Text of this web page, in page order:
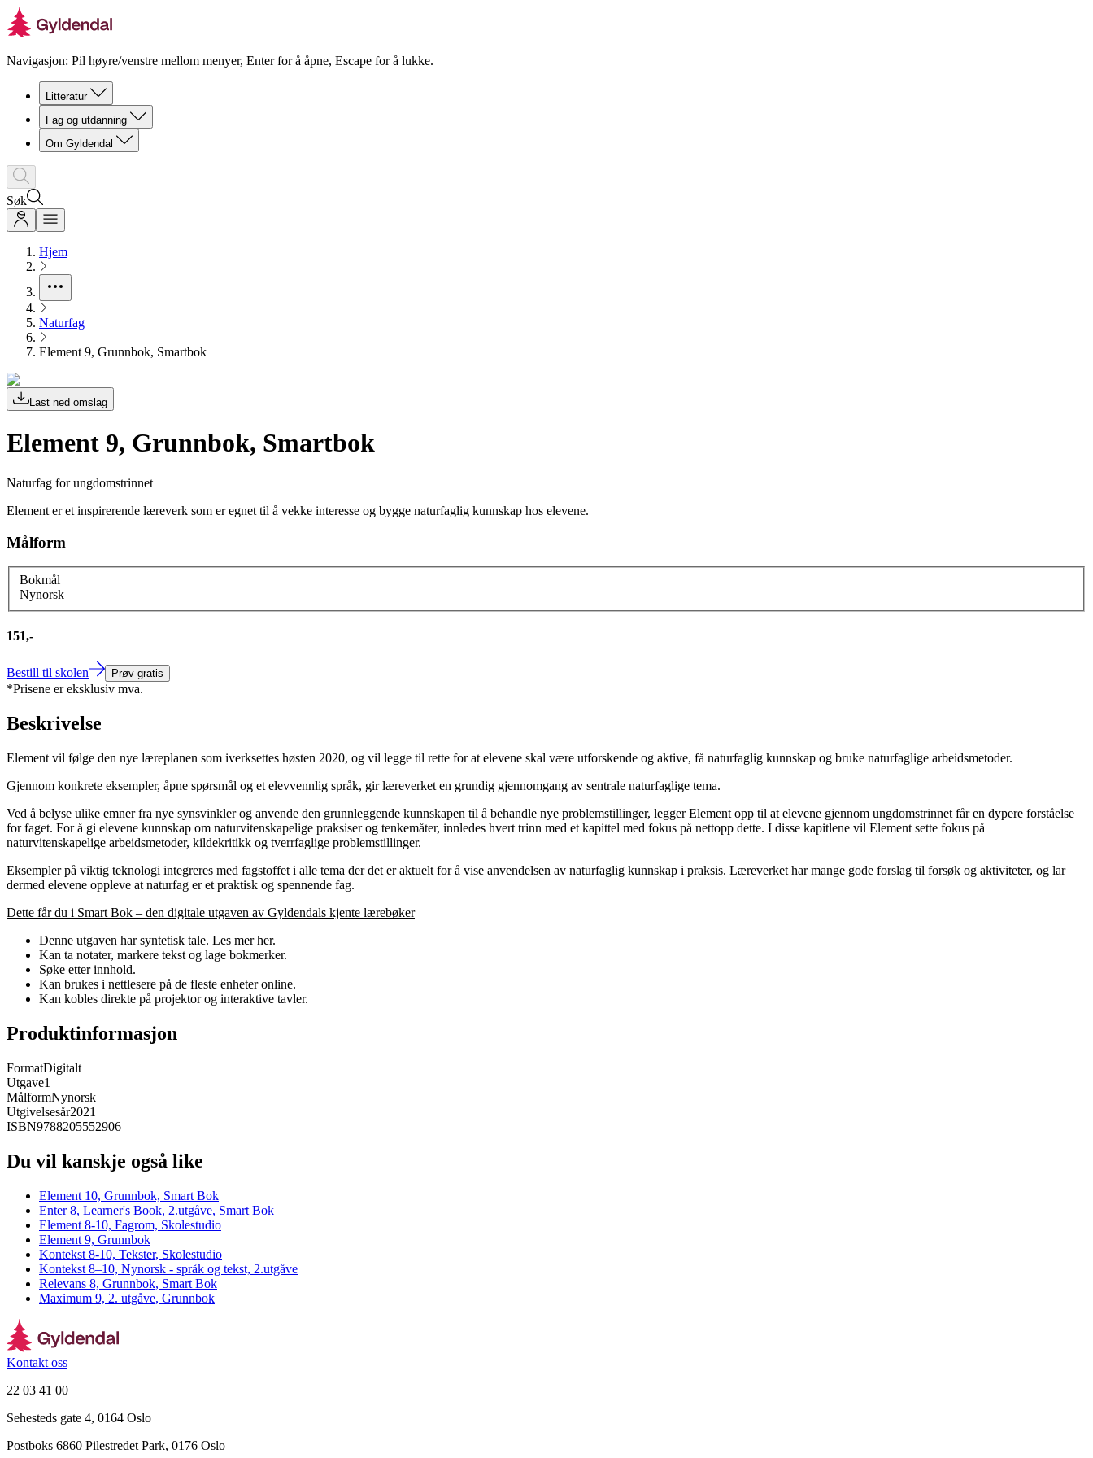
Navigasjon: Pil høyre/venstre mellom menyer, Enter for å åpne, Escape for å lukke.
Litteratur
Fag og utdanning
Om Gyldendal
Søk
Hjem
Naturfag
Element 9, Grunnbok, Smartbok
Last ned omslag
Element 9, Grunnbok, Smartbok
Naturfag for ungdomstrinnet
Element er et inspirerende læreverk som er egnet til å vekke interesse og bygge naturfaglig kunnskap hos elevene.
Målform
Bokmål
Nynorsk
151,-
Bestill til skolen Prøv gratis
*Prisene er eksklusiv mva.
Beskrivelse
Element vil følge den nye læreplanen som iverksettes høsten 2020, og vil legge til rette for at elevene skal være utforskende og aktive, få naturfaglig kunnskap og bruke naturfaglige arbeidsmetoder.
Gjennom konkrete eksempler, åpne spørsmål og et elevvennlig språk, gir læreverket en grundig gjennomgang av sentrale naturfaglige tema.
Ved å belyse ulike emner fra nye synsvinkler og anvende den grunnleggende kunnskapen til å behandle nye problemstillinger, legger Element opp til at elevene gjennom ungdomstrinnet får en dypere forståelse
for faget. For å gi elevene kunnskap om naturvitenskapelige praksiser og tenkemåter, innledes hvert trinn med et kapittel med fokus på nettopp dette. I disse kapitlene vil Element sette fokus på
naturvitenskapelige arbeidsmetoder, kildekritikk og tverrfaglige problemstillinger.
Eksempler på viktig teknologi integreres med fagstoffet i alle tema der det er aktuelt for å vise anvendelsen av naturfaglig kunnskap i praksis. Læreverket har mange gode forslag til forsøk og aktiviteter, og lar
dermed elevene oppleve at naturfag er et praktisk og spennende fag.
Dette får du i Smart Bok – den digitale utgaven av Gyldendals kjente lærebøker
Denne utgaven har syntetisk tale. Les mer her.
Kan ta notater, markere tekst og lage bokmerker.
Søke etter innhold.
Kan brukes i nettlesere på de fleste enheter online.
Kan kobles direkte på projektor og interaktive tavler.
Produktinformasjon
FormatDigitalt
Utgave1
MålformNynorsk
Utgivelsesår2021
ISBN9788205552906
Du vil kanskje også like
Element 10, Grunnbok, Smart Bok
Enter 8, Learner's Book, 2.utgåve, Smart Bok
Element 8-10, Fagrom, Skolestudio
Element 9, Grunnbok
Kontekst 8-10, Tekster, Skolestudio
Kontekst 8–10, Nynorsk - språk og tekst, 2.utgåve
Relevans 8, Grunnbok, Smart Bok
Maximum 9, 2. utgåve, Grunnbok
Kontakt oss
22 03 41 00
Sehesteds gate 4, 0164 Oslo
Postboks 6860 Pilestredet Park, 0176 Oslo